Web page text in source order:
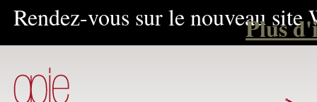
Rendez-vous sur le nouveau
Plus